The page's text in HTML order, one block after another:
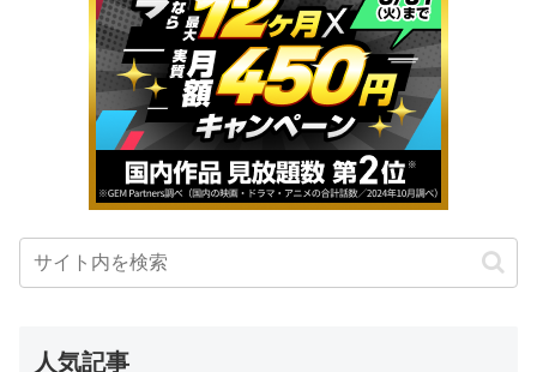
人気記事